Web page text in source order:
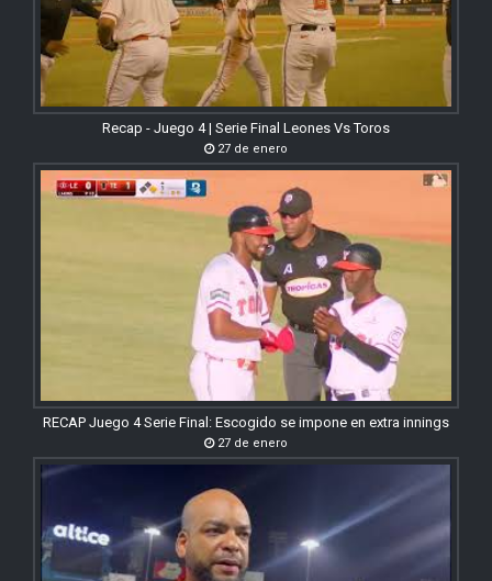
Recap - Juego 4 | Serie Final Leones Vs Toros
27 de enero
RECAP Juego 4 Serie Final: Escogido se impone en extra innings
27 de enero